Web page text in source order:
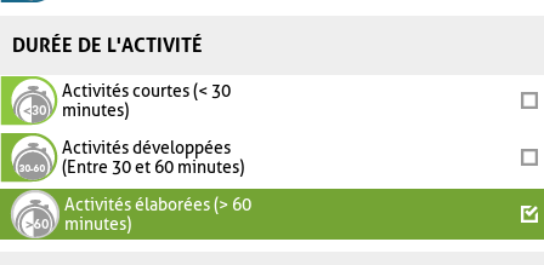
DURÉE DE L'ACTIVITÉ
Activités courtes (< 30
minutes)
Activités développées
(Entre 30 et 60 minutes)
Activités élaborées (> 60
minutes)